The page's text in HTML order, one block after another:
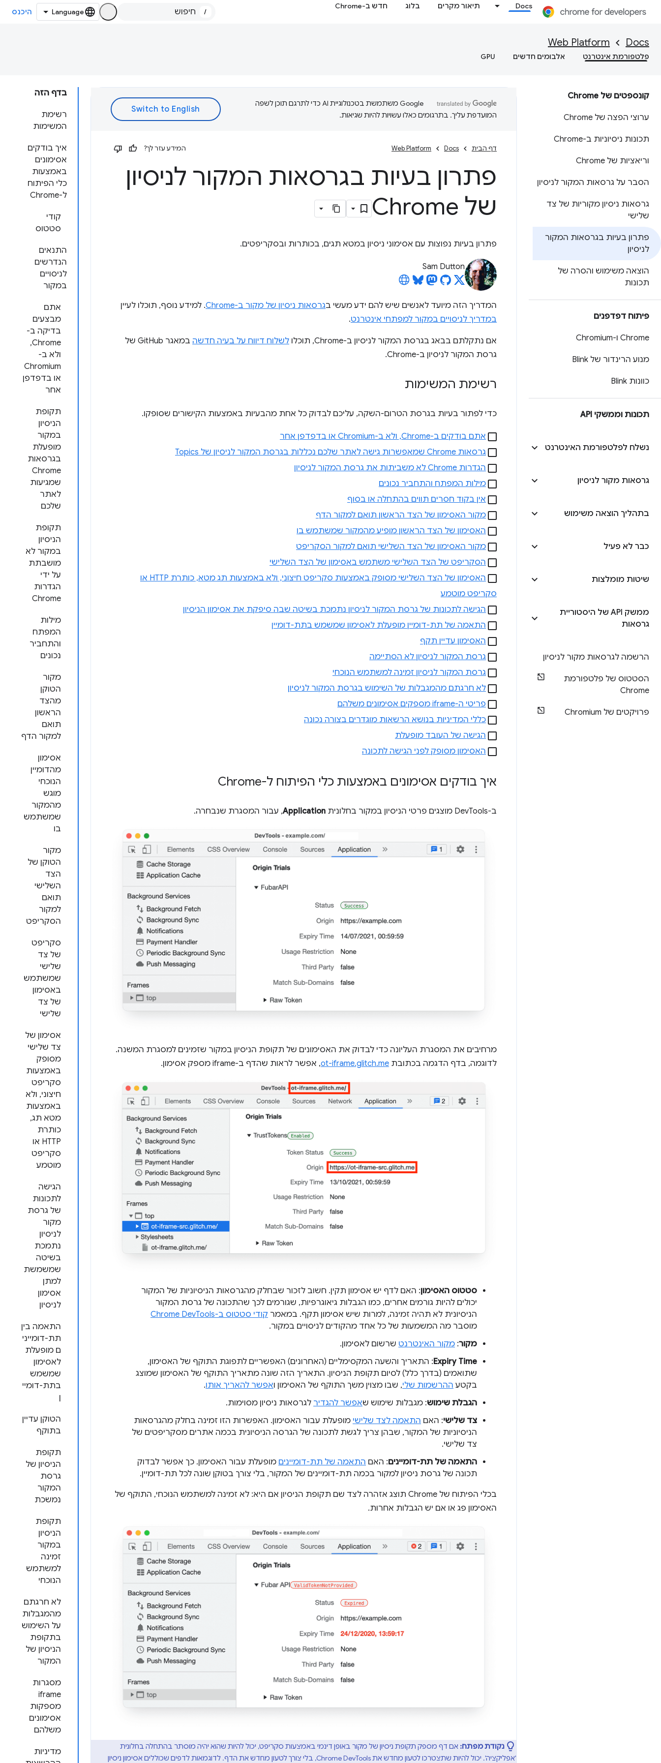
Docs תיאור מקרים בלוג חדש ב-Chrome
/ היכנס
Docs
Web Platform
פלטפורמת אינטרנט אלבומים חדשים GPU
קונספטים של Chrome
ערוצי הפצה של Chrome
תכונות ניסיוניות ב-Chrome
וריאציות של Chrome
הסבר על גרסאות המקור לניסיון
גרסאות ניסיון מקוריות של צד
שלישי
פתרון בעיות בגרסאות המקור
לניסיון
הוצאה משימוש והסרה של
תכונות
פיתוח דפדפנים
Chrome ו-Chromium
מנוע הרינדור של Blink
כוונות Blink
תכונות וממשקי API
נשלח לפלטפורמת האינטרנט
גרסאות מקור לניסיון
בתהליך הוצאה משימוש
כבר לא פעיל
שיטות מומלצות
ממשק API של היסטוריית
גרסאות
הרשמה לגרסאות מקור לניסיון
הסטטוס של פלטפורמת
Chrome
פרויקטים של Chromium
בדף הזה
רשימת
המשימות
איך בודקים
אסימונים
באמצעות
כלי הפיתוח
ל-Chrome
קודי
סטטוס
התנאים
הנדרשים
לניסויים
במקור
אתם
מבצעים
בדיקה ב-
Chrome,
ולא ב-
Chromium
או בדפדפן
אחר
תקופת
הניסיון
במקור
מופעלת
בגרסאות
Chrome
שמגיעות
לאתר
שלכם
תקופת
הניסיון
במקור לא
מושבתת
על ידי
הגדרות
Chrome
מילות
המפתח
והתחביר
נכונים
מקור
הטוקן
מהצד
הראשון
תואם
למקור הדף
אסימון
מהדומיין
הנוכחי
מוגש
מהמקור
שמשתמש
בו
מקור
הטוקן של
הצד
השלישי
תואם
למקור
הסקריפט
סקריפט
של צד
שלישי
שמשתמש
באסימון
של צד
שלישי
אסימון של
צד שלישי
מסופק
באמצעות
סקריפט
חיצוני, ולא
באמצעות
מטא תג,
כותרת
HTTP או
סקריפט
מוטמע
הגישה
לתכונות
של גרסת
מקור
לניסיון
נתמכת
בשיטה
שמשמשת
למתן
אסימון
לניסיון
התאמה בין
תת-דומייני
ם מופעלת
לאסימון
שמשמש
בתת-דומיי
ן
הטוקן עדיין
בתוקף
תקופת
הניסיון של
גרסת
המקור
נמשכת
תקופת
הניסיון
במקור
זמינה
למשתמש
הנוכחי
לא חרגתם
מהמגבלות
על השימוש
בתקופת
הניסיון של
המקור
מסגרות
iframe
מספקות
אסימונים
משלהם
מדיניות
‫Google משתמשת בטכנולוגיית AI כדי לתרגם תוכן לשפה
המועדפת עליך. בתרגומים כאלו עשויות להיות שגיאות.
דף הבית Docs
Web Platform המידע עזר לך?
פתרון בעיות בגרסאות המקור לניסיון
של Chrome
פתרון בעיות נפוצות עם אסימוני ניסיון במטא תגים, בכותרות ובסקריפטים.
Sam Dutton
המדריך הזה מיועד לאנשים שיש להם ידע מעשי בגרסאות ניסיון של מקור ב-Chrome
. למידע נוסף, תוכלו לעיין
במדריך לניסויים במקור למפתחי אינטרנט.
אם נתקלתם בבאג בגרסת המקור לניסיון ב-Chrome, תוכלו לשלוח דיווח על בעיה חדשה
במאגר GitHub של
גרסת המקור לניסיון ב-Chrome.
רשימת המשימות
כדי לפתור בעיות בגרסת הטרום-השקה, עליכם לבדוק כל אחת מהבעיות באמצעות הקישורים שסופקו.
אתם בודקים ב-Chrome, ולא ב-Chromium או בדפדפן אחר
גרסאות Chrome שמאפשרות גישה לאתר שלכם נכללות בגרסת המקור לניסיון של Topics
הגדרות Chrome לא משביתות את גרסת המקור לניסיון
מילות המפתח והתחביר נכונים
אין בקוד חסרים תווים בהתחלה או בסוף
מקור האסימון של הצד הראשון תואם למקור הדף
האסימון של הצד הראשון מופיע מהמקור שמשתמש בו
מקור האסימון של הצד השלישי תואם למקור הסקריפט
הסקריפט של הצד השלישי משתמש באסימון של הצד השלישי
האסימון של הצד השלישי מסופק באמצעות סקריפט חיצוני, ולא באמצעות תג מטא, כותרת HTTP או
סקריפט מוטמע
הגישה לתכונות של גרסת המקור לניסיון נתמכת בשיטה שבה סיפקת את אסימון הניסיון
התאמה של תת-דומיין מופעלת לאסימון שמשמש בתת-דומיין
האסימון עדיין תקף
גרסת המקור לניסיון לא הסתיימה
גרסת המקור לניסיון זמינה למשתמש הנוכחי
לא חרגתם מהמגבלות של השימוש בגרסת המקור לניסיון
פריטי ה-iframe מספקים אסימונים משלהם
כללי המדיניות בנושא הרשאות מוגדרים בצורה נכונה
הגישה של העובד מופעלת
האסימון מסופק לפני הגישה לתכונה
איך בודקים אסימונים באמצעות כלי הפיתוח ל-Chrome
ב-DevTools מוצגים פרטי הניסיון במקור בחלונית Application, עבור המסגרת שנבחרה.
מרחיבים את המסגרת העליונה כדי לבדוק את האסימונים של תקופת הניסיון במקור שזמינים למסגרת המשנה.
לדוגמה, בדף הדגמה בכתובת ot-iframe.glitch.me, אפשר לראות שהדף ב-iframe מספק אסימון.
סטטוס האסימון: האם לדף יש אסימון תקין. חשוב לזכור שבחלק מהגרסאות הניסיוניות של המקור
יכולים להיות גורמים אחרים, כמו הגבלות גיאוגרפיות, שגורמים לכך שהתכונה של גרסת המקור
הניסיונית לא תהיה זמינה, למרות שיש אסימון תקף. במאמר קודי סטטוס ב-Chrome DevTools
מוסבר מה המשמעות של כל אחד מהקודים לניסויים במקור.
מקור: מקור האינטרנט שרשום לאסימון.
Expiry Time: התאריך והשעה המקסימליים (האחרונים) האפשריים לתפוגת התוקף של האסימון,
שתואמים (בדרך כלל) לסיום תקופת הניסיון. התאריך הזה שונה מתאריך התוקף של האסימון שמוצג
בקטע ההרשמות שלי, שבו מצוין משך התוקף של האסימון ואפשר להאריך אותו.
הגבלת שימוש: מגבלות שימוש שאפשר להגדיר לגרסאות ניסיון מסוימות.
צד שלישי: האם התאמה לצד שלישי מופעלת עבור האסימון. האפשרות הזו זמינה בחלק מהגרסאות
הניסיוניות של המקור, שבהן צריך לגשת לתכונה של הגרסה הניסיונית בכמה אתרים מסקריפטים של
צד שלישי.
התאמה של תת-דומיינים: האם התאמה של תת-דומיינים מופעלת עבור האסימון. כך אפשר לבדוק
תכונה של גרסת ניסיון למקור בכמה תת-דומיינים של המקור, בלי צורך בטוקן שונה לכל תת-דומיין.
בכלי הפיתוח של Chrome תוצג אזהרה לצד שם תקופת הניסיון אם היא: לא זמינה למשתמש הנוכחי, התוקף של
האסימון פג או אם יש הגבלות אחרות.
נקודת מפתח: אם דף מספק תקופת ניסיון של מקור באופן דינמי באמצעות סקריפט, יכול להיות שהוא יהיה מוסתר בהתחלה בחלונית
'אפליקציה'. יכול להיות שתצטרכו לטעון מחדש את Chrome DevTools, בלי צורך לטעון מחדש את הדף. לדוגמאות לדפים שכוללים אסימון ניסיון